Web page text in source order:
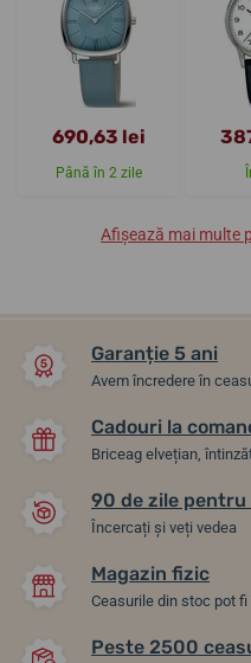
690,63 lei
Până în 2 zile
Afișează mai multe
Garanție 5 ani
Avem încredere în
Cadouri la
Briceag elvețian,
90 de zile
Încercați și veți vedea
Magazin fizic
Ceasurile din stoc pot
Peste 2500